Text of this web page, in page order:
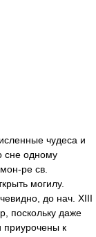
чудеса и
сне одному
ре св.
могилу.
до нач. XIII
поскольку даже
к